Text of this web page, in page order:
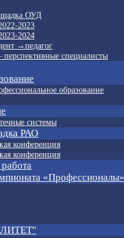
ОУД
2023
2024
→педагог
специалисты
образование
системы
РАО
конференция
конференция
«Профессионалы»